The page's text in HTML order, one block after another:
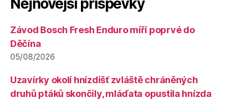
Nejnovější příspěvky
Závod Bosch Fresh Enduro míří poprvé do
Děčína
05/08/2026
Uzavírky okolí hnízdišť zvláště chráněných
druhů ptáků skončily, mláďata opustila hnízda